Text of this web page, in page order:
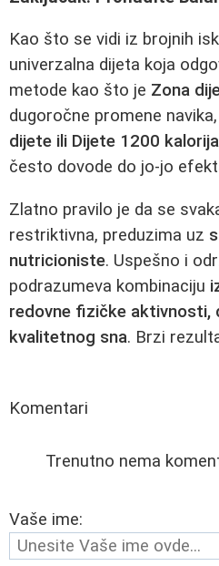
Kao što se vidi iz brojnih
univerzalna dijeta koja
metode kao što je Zona
dugoročne promene
dijete ili Dijete 1200 kalorija
često dovode do jo-jo
Zlatno pravilo je da se
restriktivna, preduzima uz
nutricioniste. Uspešno i
podrazumeva kombinaciju
redovne fizičke aktivnosti,
kvalitetnog sna. Brzi
Komentari
Trenutno nema
Vaše ime: